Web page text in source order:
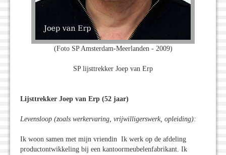
(Foto SP Amsterdam-Meerlanden - 2009)
SP lijsttrekker Joep van Erp
Lijsttrekker Joep van Erp (52 jaar)
Levensloop (zoals werkervaring, vrijwilligerswerk, opleiding):
Ik woon samen met mijn vriendin Ik werk op de afdeling
productontwikkeling bij een kantoormeubelenfabrikant. Ik